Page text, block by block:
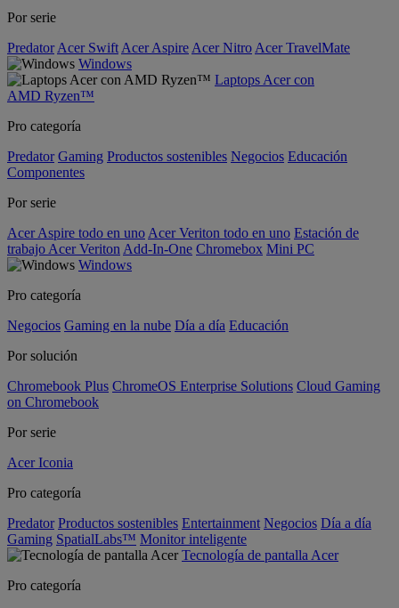
Por serie
Predator Acer Swift Acer Aspire Acer Nitro Acer TravelMate
Windows
Laptops Acer con
AMD Ryzen™
Pro categoría
Predator Gaming Productos sostenibles Negocios Educación
Componentes
Por serie
Acer Aspire todo en uno Acer Veriton todo en uno Estación de
trabajo Acer Veriton Add-In-One Chromebox Mini PC
Windows
Pro categoría
Negocios Gaming en la nube Día a día Educación
Por solución
Chromebook Plus ChromeOS Enterprise Solutions Cloud Gaming
on Chromebook
Por serie
Acer Iconia
Pro categoría
Predator Productos sostenibles Entertainment Negocios Día a día
Gaming SpatialLabs™ Monitor inteligente
Tecnología de pantalla Acer
Pro categoría